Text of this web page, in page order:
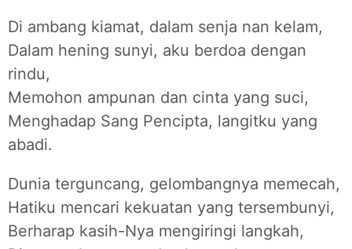
Di ambang kiamat, dalam senja nan kelam,
Dalam hening sunyi, aku berdoa dengan
rindu,
Memohon ampunan dan cinta yang suci,
Menghadap Sang Pencipta, langitku yang
abadi.
Dunia terguncang, gelombangnya memecah,
Hatiku mencari kekuatan yang tersembunyi,
Berharap kasih-Nya mengiringi langkah,